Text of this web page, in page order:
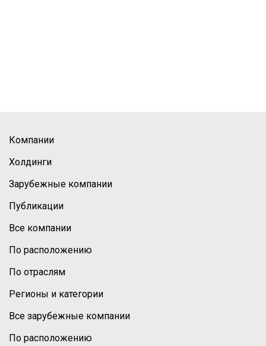
Компании
Холдинги
Зарубежные компании
Публикации
Все компании
По расположению
По отраслям
Регионы и категории
Все зарубежные компании
По расположению